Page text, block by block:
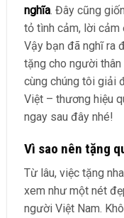
nghĩa. Đây cũng
tỏ tình cảm, lời cảm
Vậy bạn đã nghĩ ra
tặng cho người
cùng chúng tôi giải
Việt – thương hiệu
ngay sau đây nhé!
Vì sao nên tặng
Từ lâu, việc tặng
xem như một nét
người Việt Nam.